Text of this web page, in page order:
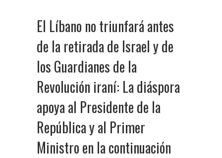
El Líbano no triunfará antes
de la retirada de Israel y de
los Guardianes de la
Revolución iraní: La diáspora
apoya al Presidente de la
República y al Primer
Ministro en la continuación